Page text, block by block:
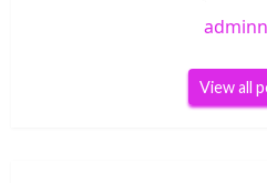
View all